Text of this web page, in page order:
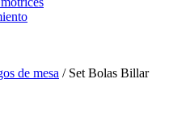
de mesa / Set Bolas Billar